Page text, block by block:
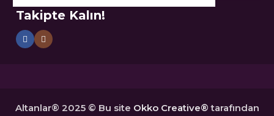
Takipte Kalın!
Altanlar® 2025 © Bu site Okko Creative® tarafından